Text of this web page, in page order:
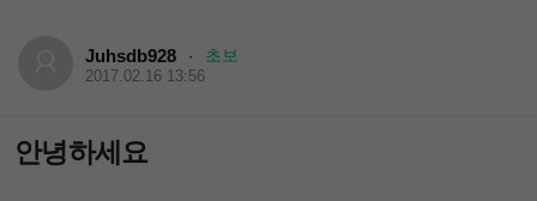
Juhsdb928 · 초보
2017.02.16 13:56
안녕하세요